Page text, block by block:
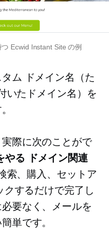
Ecwid Instant Site の例
ム ドメイン名（た
いたドメイン名）を
際に次のことがで
やる
ドメイン関連
索、購入、セットア
するだけで完了し
要なく、メールを
単です。